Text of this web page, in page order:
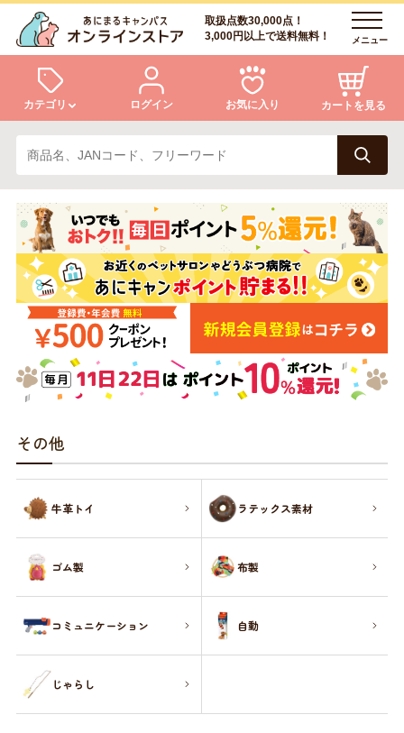
取扱点数30,000点！
3,000円以上で送料無料！
メニュー
カテゴリ
犬 猫
小動物・鳥 アクア・爬虫類・昆虫
ドッグフード キャットフード
美容・ケア用品 服・おさんぽ用品
日用品（デイリー）
トリマーグッズ シニアサポート
ログイン お気に入り カートを見る
ログイン
会員登録
あにまるキャンパスについて
アフターサービス
商品リクエスト
お問い合わせ
その他
牛革トイ ラテックス素材
ゴム製 布製
コミュニケーション 自動
じゃらし